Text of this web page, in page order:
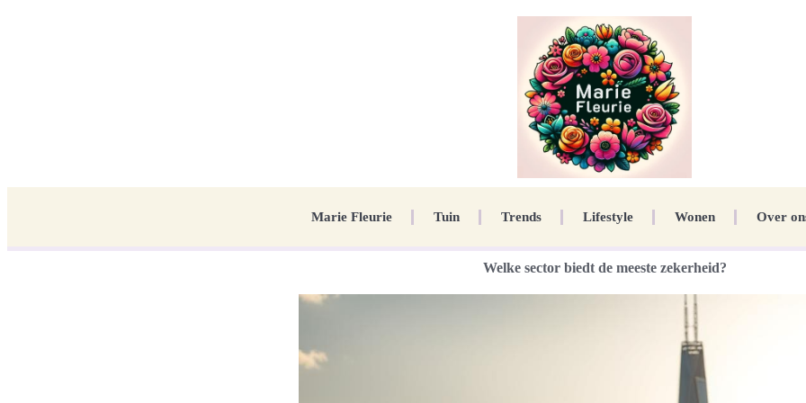
Marie Fleurie Tuin Trends Lifestyle Wonen Over
Welke sector biedt de meeste zekerheid?